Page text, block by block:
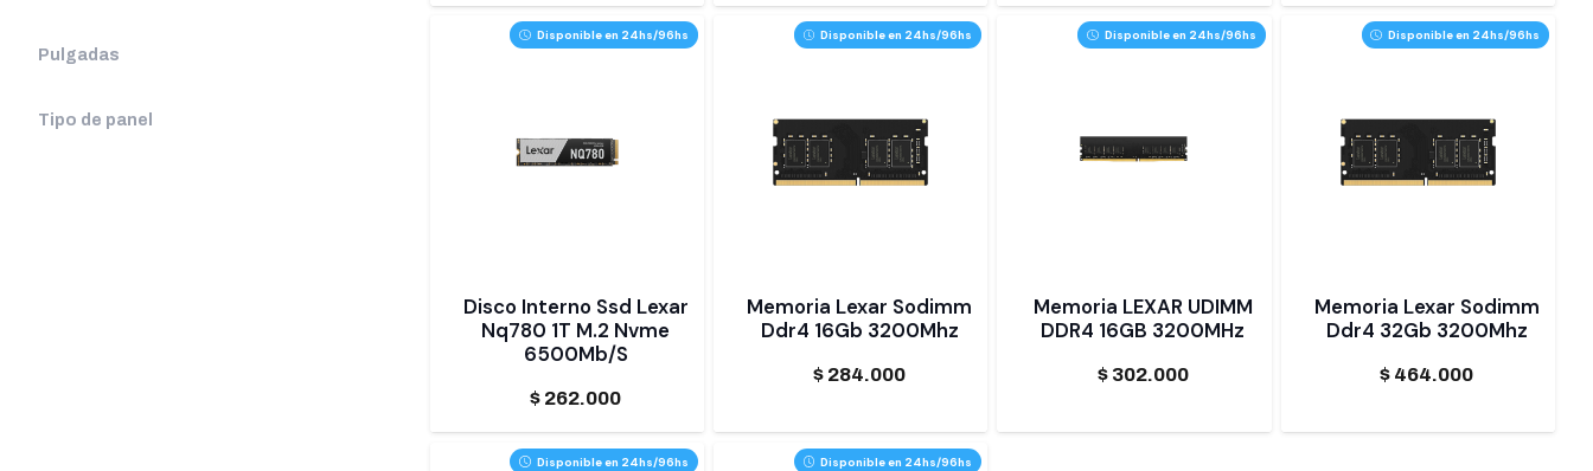
Pulgadas
Tipo de panel
Disponible en 24hs/96hs
Disco Interno Ssd Lexar
Nq780 1T M.2 Nvme
6500Mb/S
$ 262.000
Disponible en 24hs/96hs
Memoria Lexar Sodimm
Ddr4 16Gb 3200Mhz
$ 284.000
Disponible en 24hs/96hs
Memoria LEXAR UDIMM
DDR4 16GB 3200MHz
$302.000
Disponible en 24hs/96hs
Memoria Lexar Sodimm
Ddr4 32Gb 3200Mhz
$ 464.000
Disponible en 24hs/96hs Disponible en 24hs/96hs